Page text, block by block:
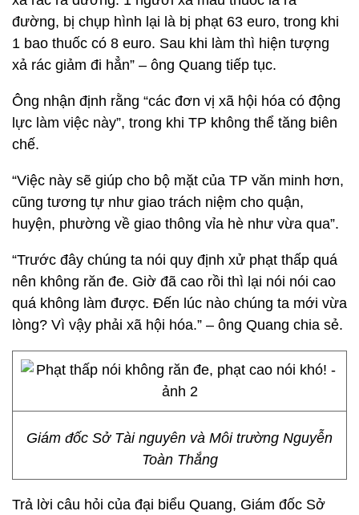
đường, bị chụp hình lại là bị phạt 63 euro, trong khi
1 bao thuốc có 8 euro. Sau khi làm thì hiện tượng
xả rác giảm đi hẳn” – ông Quang tiếp tục.
Ông nhận định rằng “các đơn vị xã hội hóa có động
lực làm việc này”, trong khi TP không thể tăng biên
chế.
“Việc này sẽ giúp cho bộ mặt của TP văn minh hơn,
cũng tương tự như giao trách niệm cho quận,
huyện, phường về giao thông vỉa hè như vừa qua”.
“Trước đây chúng ta nói quy định xử phạt thấp quá
nên không răn đe. Giờ đã cao rồi thì lại nói nói cao
quá không làm được. Đến lúc nào chúng ta mới vừa
lòng? Vì vậy phải xã hội hóa.” – ông Quang chia sẻ.
Giám đốc Sở Tài nguyên và Môi trường Nguyễn
Toàn Thắng
Trả lời câu hỏi của đại biểu Quang, Giám đốc Sở